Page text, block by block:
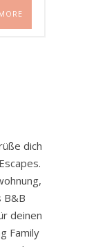
dich
B&B
deinen
Family